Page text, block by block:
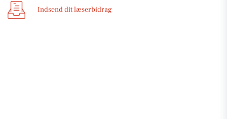
Indsend dit læserbidrag